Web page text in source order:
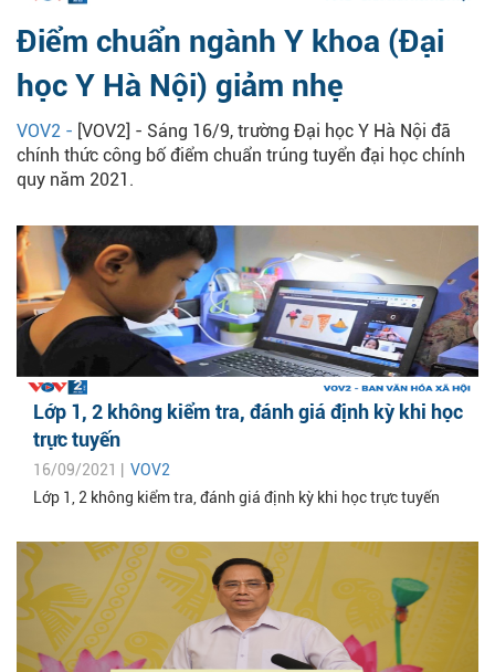
Điểm chuẩn ngành Y khoa (Đại
học Y Hà Nội) giảm nhẹ
VOV2 - [VOV2] - Sáng 16/9, trường Đại học Y Hà Nội đã
chính thức công bố điểm chuẩn trúng tuyển đại học chính
quy năm 2021.
Lớp 1, 2 không kiểm tra, đánh giá định kỳ khi học
trực tuyến
16/09/2021 | VOV2
Lớp 1, 2 không kiểm tra, đánh giá định kỳ khi học trực tuyến